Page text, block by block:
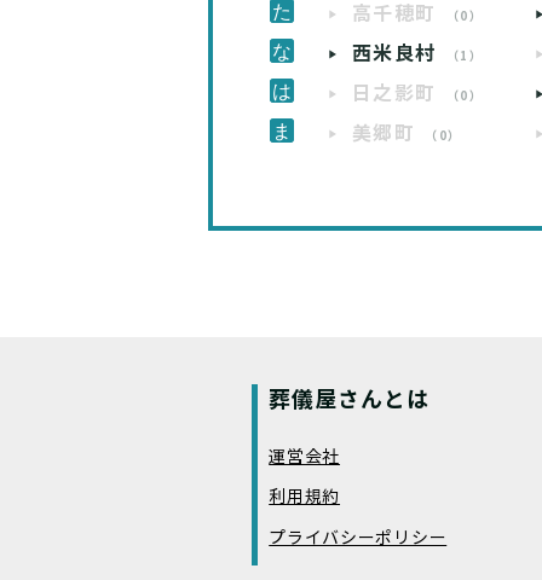
高千穂町 （0）
西米良村 （1）
日之影町 （0）
美郷町 （0）
葬儀屋さんとは
運営会社
利用規約
プライバシーポリシー